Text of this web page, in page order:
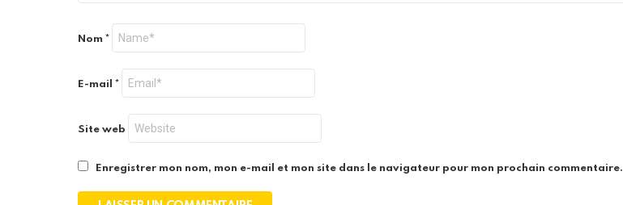
Nom *
E-mail *
Site web
Enregistrer mon nom, mon e-mail et mon site dans le navigateur pour mon prochain commentaire.